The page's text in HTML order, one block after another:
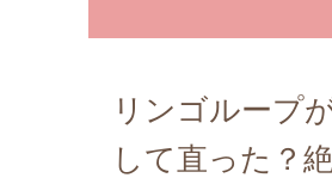
リンゴループ
して直った？